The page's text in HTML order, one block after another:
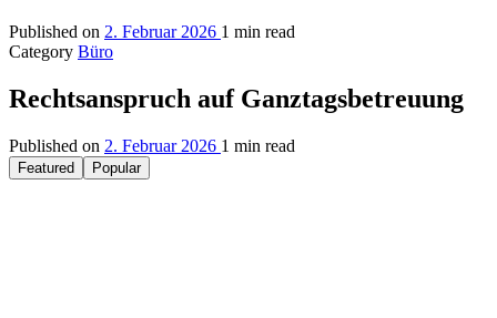
Published on 2. Februar 2026 1 min read
Category Büro
Rechtsanspruch auf Ganztagsbetreuung
Published on 2. Februar 2026 1 min read
Featured Popular